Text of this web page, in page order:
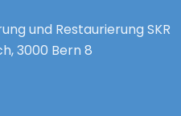
und Restaurierung SKR
3000 Bern 8